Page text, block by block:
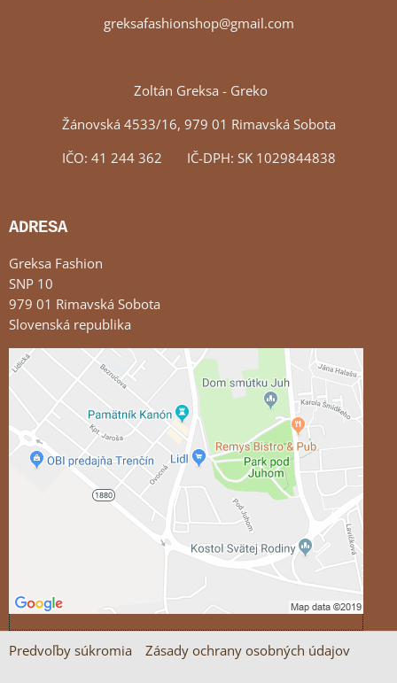
greksafashionshop@gmail.com
Zoltán Greksa - Greko
Žánovská 4533/16, 979 01 Rimavská Sobota
IČO: 41 244 362 IČ-DPH: SK 1029844838
ADRESA
Greksa Fashion
SNP 10
979 01 Rimavská Sobota
Slovenská republika
Externý obsah je blokovaný Voľbami súkromia
Prajete si načítať externý obsah?
Povoliť tentokrát
Povoliť a zapamätať - súhlas s druhom cookie:
Funkčné
Otvoriť obsah v novom okne
Predvoľby súkromia Zásady ochrany osobných údajov